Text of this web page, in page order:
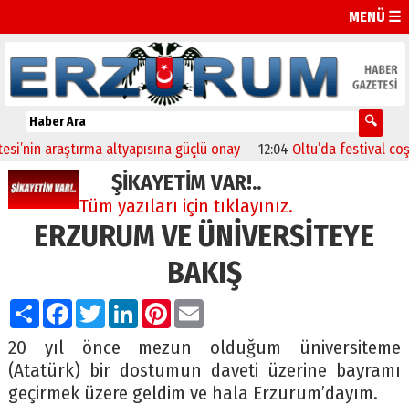
MENÜ ☰
altyapısına güçlü onay 12:04 Oltu’da festival coşkusu
ŞİKAYETİM VAR!..
Tüm yazıları için tıklayınız.
ERZURUM VE ÜNİVERSİTEYE
BAKIŞ
PaylaşFacebook
TwitterLinkedIn
Pinterest
Email
20 yıl önce mezun olduğum üniversiteme
(Atatürk) bir dostumun daveti üzerine bayramı
geçirmek üzere geldim ve hala Erzurum’dayım.